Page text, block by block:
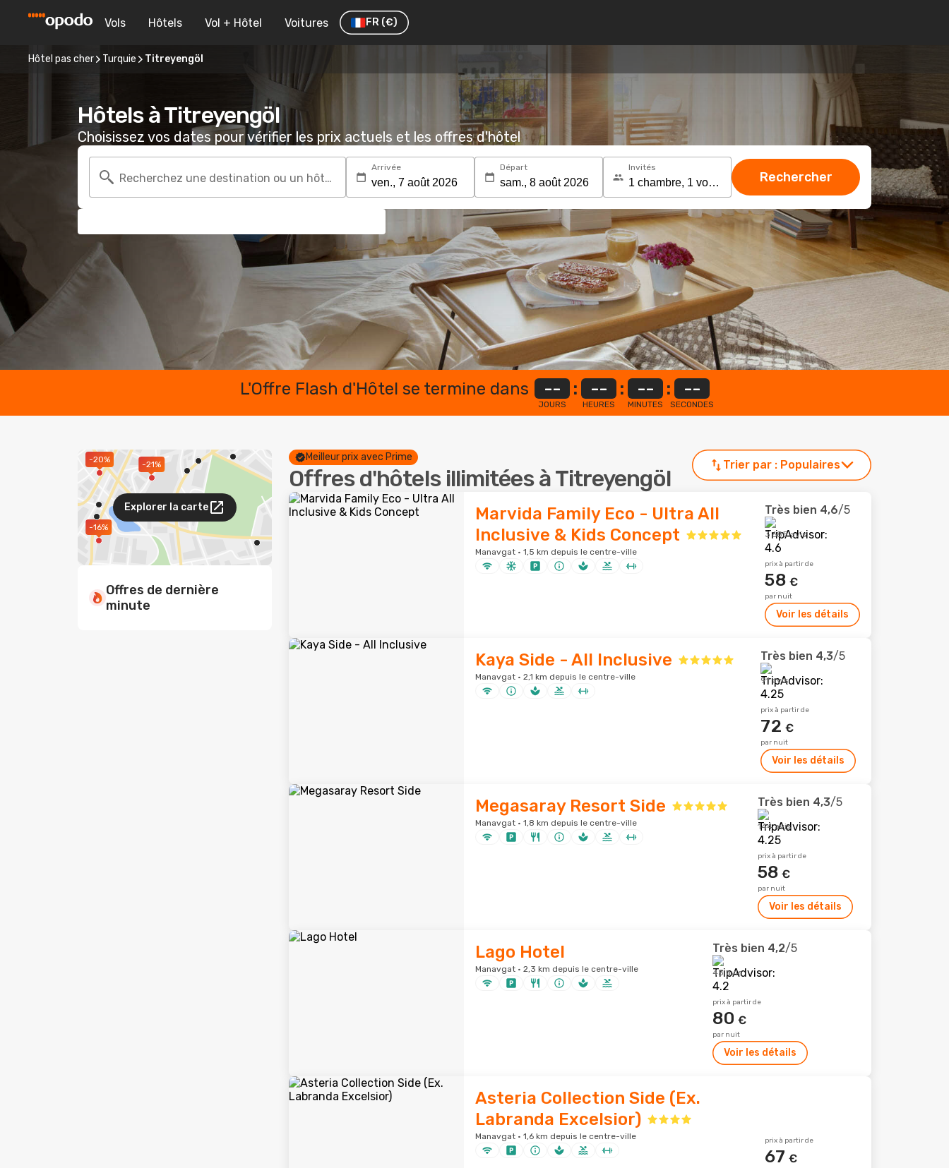
Vols Hôtels Vol + Hôtel Voitures FR (€)
Hôtel pas cher Turquie Titreyengöl
Hôtels à Titreyengöl
Choisissez vos dates pour vérifier les prix actuels et les offres d'hôtel
Recherchez une destination ou un hôtel
Arrivée Départ Invités
Rechercher
L'Offre Flash d'Hôtel se termine dans --
JOURS
: --
HEURES
: --
MINUTES
: --
SECONDES
-20% -21%
-16%
Explorer la carte
Offres de dernière
minute
Meilleur prix avec Prime
Offres d'hôtels illimitées à Titreyengöl
Trier par : Populaires
Marvida Family Eco - Ultra All
Inclusive & Kids Concept
Manavgat · 1,5 km depuis le centre-ville
Très bien 4,6/5
3 685 avis
prix à partir de
58 €
par nuit
Voir les détails
Kaya Side - All Inclusive
Manavgat · 2,1 km depuis le centre-ville
Très bien 4,3/5
91 avis
prix à partir de
72 €
par nuit
Voir les détails
Megasaray Resort Side
Manavgat · 1,8 km depuis le centre-ville
Très bien 4,3/5
144 avis
prix à partir de
58 €
par nuit
Voir les détails
Lago Hotel
Manavgat · 2,3 km depuis le centre-ville
Très bien 4,2/5
43 avis
prix à partir de
80 €
par nuit
Voir les détails
Asteria Collection Side (Ex.
Labranda Excelsior)
Manavgat · 1,6 km depuis le centre-ville prix à partir de
67 €